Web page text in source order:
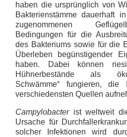
haben die ursprünglich von
Bakterienstämme dauerhaft
zugenommenen
Bedingungen für die
des Bakteriums sowie für die
Überleben begünstigender
haben. Dabei können
Hühnerbestände als
Schwämme“ fungieren, die
verschiedensten Quellen
Campylobacterist weltweit
Ursache für
solcher Infektionen wird